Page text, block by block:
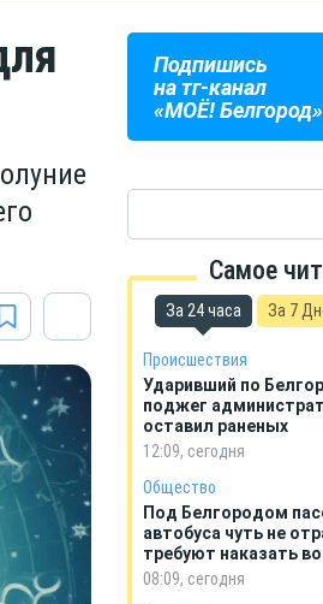
Подпишись
на тг-канал
«МОЁ! Белгород»
ПОГОДА
В БЕЛГОРОДЕ
ГОРОСКОП
НА КАЖДЫЙ
Самое
За 24 часа За 7
Происшествия
Ударивший по
поджег
оставил раненых
12:09, сегодня
Общество
Под Белгородом
автобуса чуть не
требуют наказать
08:09, сегодня